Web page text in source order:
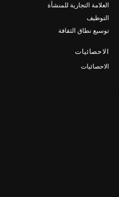
العلامة التجارية للمنشأة
التوظيف
توسيع نطاق الثقافة
الاحصائيات
الاحصائيات